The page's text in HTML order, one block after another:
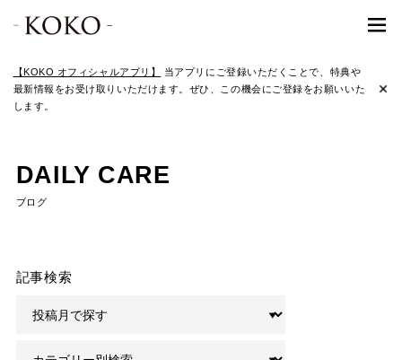
【KOKO オフィシャルアプリ】
当アプリにご登録いただくことで、特典や
最新情報をお受け取りいただけます。ぜひ、この機会にご登録をお願いいた
します。
DAILY CARE
ブログ
記事検索